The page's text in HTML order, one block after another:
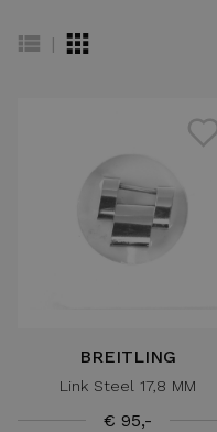
|
BREITLING
Link Steel 17,8 MM
€ 95,-